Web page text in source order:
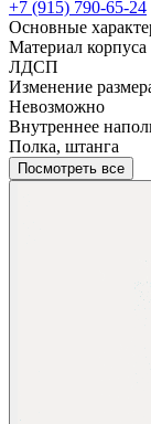
+7 (915) 790-65-24
Основные
Материал корпуса
ЛДСП
Изменение
Невозможно
Внутреннее
Полка, штанга
Посмотреть все